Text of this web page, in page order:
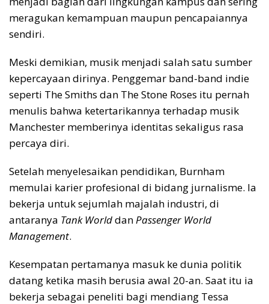
meragukan kemampuan maupun pencapaiannya
sendiri.
Meski demikian, musik menjadi salah satu sumber
kepercayaan dirinya. Penggemar band-band indie
seperti The Smiths dan The Stone Roses itu pernah
menulis bahwa ketertarikannya terhadap musik
Manchester memberinya identitas sekaligus rasa
percaya diri.
Setelah menyelesaikan pendidikan, Burnham
memulai karier profesional di bidang jurnalisme. Ia
bekerja untuk sejumlah majalah industri, di
antaranya Tank WorlddanPassenger World
Management.
Kesempatan pertamanya masuk ke dunia politik
datang ketika masih berusia awal 20-an. Saat itu ia
bekerja sebagai peneliti bagi mendiang Tessa